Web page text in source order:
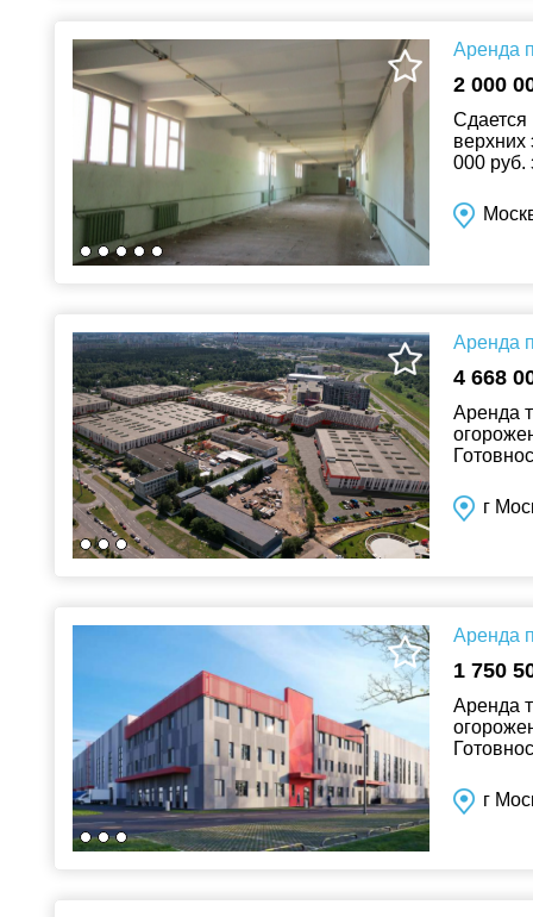
Аренда
2 000
Сдается
000 руб.
Аренда
4 668
Аренда
г
Аренда
1 750
Аренда
г